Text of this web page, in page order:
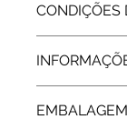
Esmalte Azul
Fio cordão 42
Diâmetro
Peso: 3.5 grs
CONDIÇÕES
do Ouro estão
Garantia de
assegurada